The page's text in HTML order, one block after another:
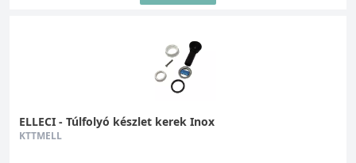
ELLECI - Túlfolyó készlet kerek Inox
KTTMELL